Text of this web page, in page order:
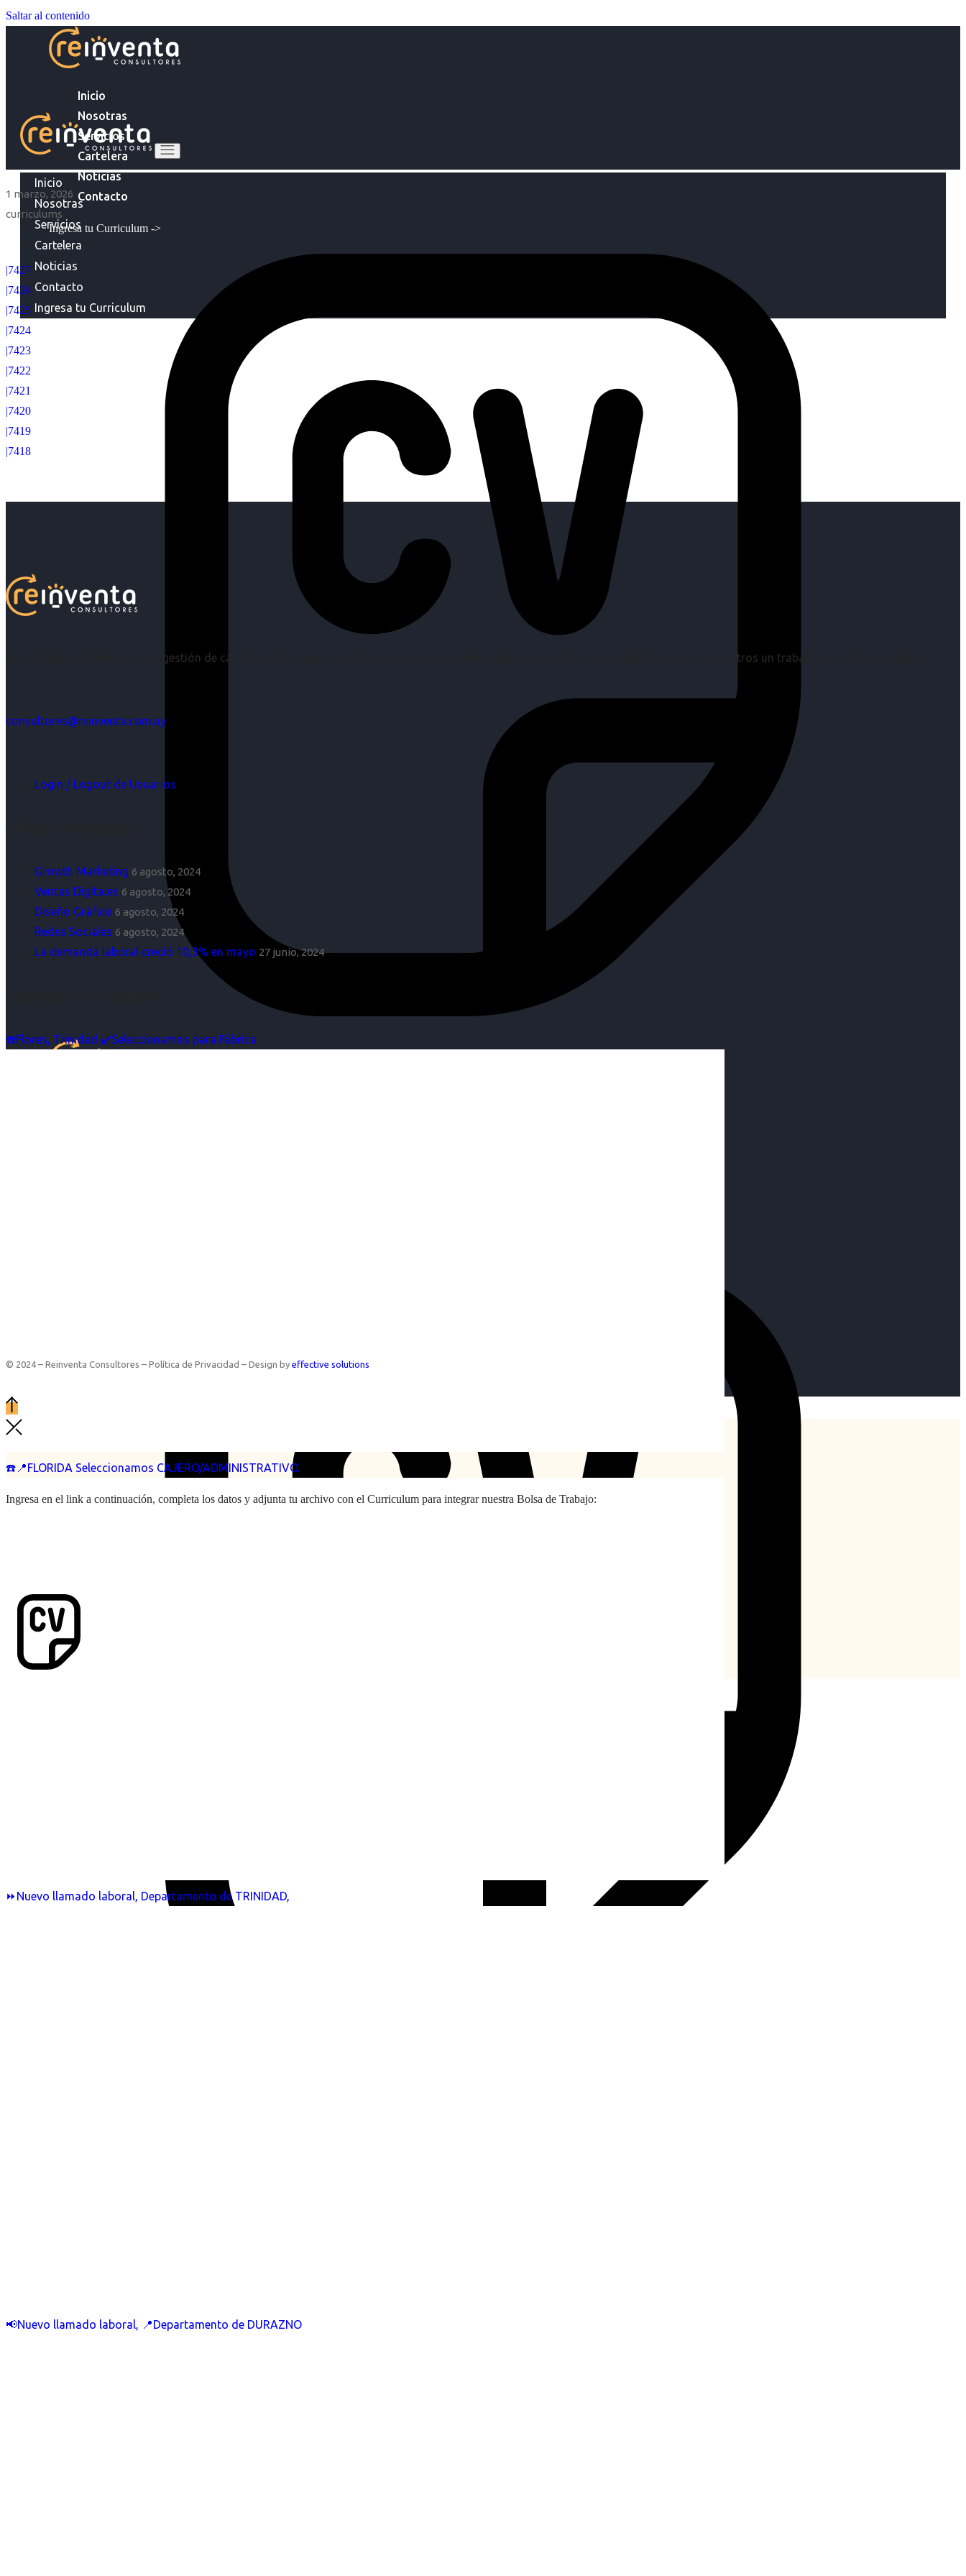
Saltar al contenido
Inicio
Nosotras
Servicios
Cartelera
Noticias
Contacto
Ingresa tu Curriculum ->
Inicio
Nosotras
Servicios
Cartelera
Noticias
Contacto
Ingresa tu Curriculum
1 marzo, 2026
curriculums
|7427
|7426
|7425
|7424
|7423
|7422
|7421
|7420
|7419
|7418
Acompañar a empresas en su gestión de capital humano y acompañar a personas en la búsqueda y encuentro de sus objetivos es para nosotros un trabajo, pero antes un placer.
consultores@reinventa.com.uy
Login / Logout de Usuarios
Growth Marketing 6 agosto, 2024
Ventas Digitales 6 agosto, 2024
Diseño Gráfico 6 agosto, 2024
Redes Sociales 6 agosto, 2024
La demanda laboral creció 10,3% en mayo 27 junio, 2024
☎️Flores, Trinidad ✔️Seleccionamos para Fábrica
☎️📍FLORIDA Seleccionamos CAJERO/ADMINISTRATIVO.
⏩Nuevo llamado laboral, Departamento de TRINIDAD,
📢Nuevo llamado laboral, 📍Departamento de DURAZNO
© 2024 – Reinventa Consultores – Política de Privacidad – Design by effective solutions
Ingresa en el link a continuación, completa los datos y adjunta tu archivo con el Curriculum para integrar nuestra Bolsa de Trabajo: